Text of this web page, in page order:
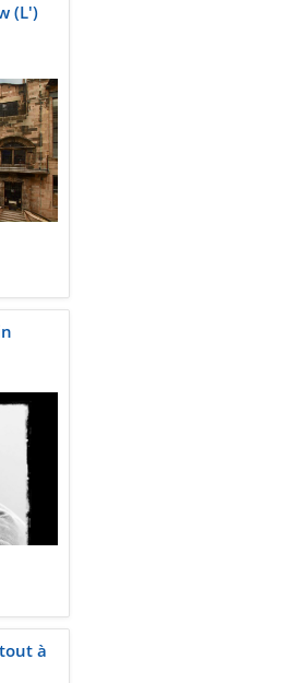
(L')
à